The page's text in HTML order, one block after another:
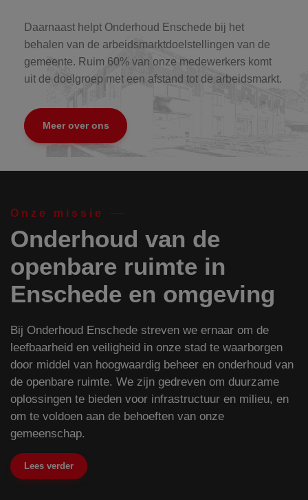
Daarnaast helpt Onderhoud Enschede bij het
behalen van de arbeidsmarktdoelstellingen van de
gemeente. Ruim 60% van onze medewerkers komt
uit de doelgroep met een afstand tot de arbeidsmarkt.
Meer over ons
Onze missie
Onderhoud van de
openbare ruimte in
Enschede en omgeving
Bij Onderhoud Enschede streven we ernaar om de
leefbaarheid en veiligheid in onze stad te waarborgen
door middel van hoogwaardig beheer en onderhoud van
de openbare ruimte. We zijn gedreven om duurzame
oplossingen te bieden voor infrastructuur en milieu, en
om te voldoen aan de behoeften van onze
gemeenschap.
Lees verder